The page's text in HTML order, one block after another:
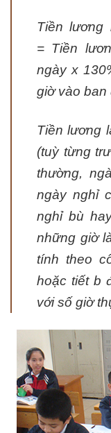
Tiền lương
= Tiền
ngày x
giờ vào ban
Tiền lương
(tuỳ từng
thường,
ngày nghỉ
nghỉ bù
những giờ
tính theo
hoặc tiết b
với số giờ